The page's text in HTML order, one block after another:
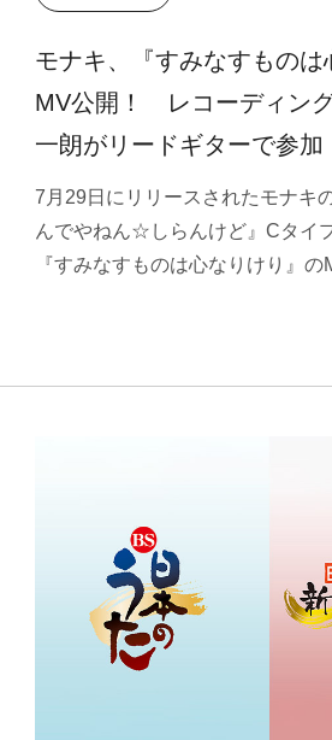
モナキ、『すみなすものは
MV公開！ レコーディン
一朗がリードギターで参加
7月29日にリリースされたモナキ
んでやねん☆しらんけど』Cタイ
『すみなすものは心なりけり』